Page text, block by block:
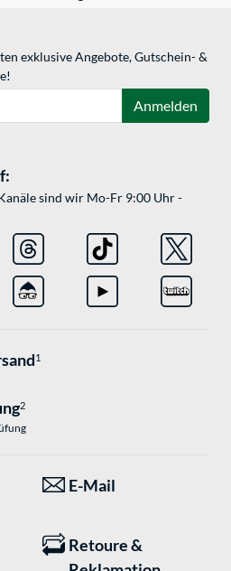
exklusive Angebote, Gutschein- &
Anmelden
sind wir Mo-Fr 9:00 Uhr -
1
2
E-Mail
Retoure &